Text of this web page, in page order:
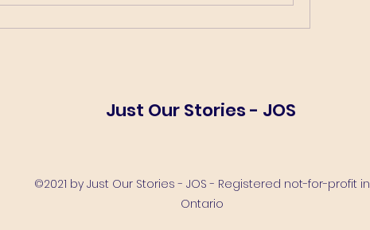
Just Our Stories - JOS
©2021 by Just Our Stories - JOS - Registered not-for-profit in
Ontario